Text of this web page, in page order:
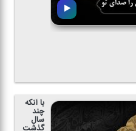
با آنكه
چند
سال